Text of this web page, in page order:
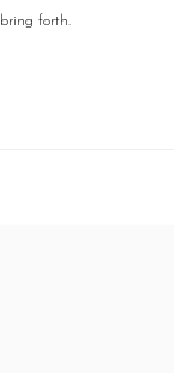
forth.